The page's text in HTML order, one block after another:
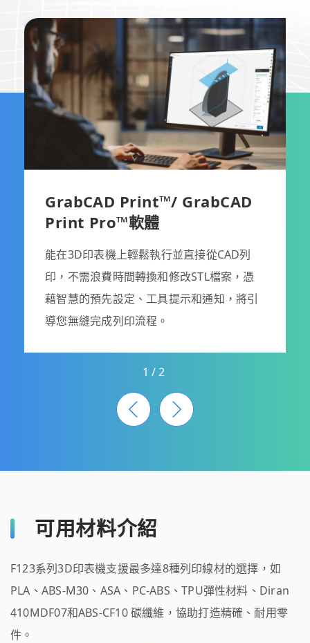
GrabCAD Print™/ GrabCAD
Print Pro™軟體
能在3D印表機上輕鬆執行並直接從CAD列
印，不需浪費時間轉換和修改STL檔案，憑
藉智慧的預先設定、工具提示和通知，將引
導您無縫完成列印流程。
1 /2
可用材料介紹
F123系列3D印表機支援最多達8種列印線材的選擇，如
PLA、ABS-M30、ASA、PC-ABS、TPU彈性材料、Diran
410MDF07和ABS-CF10 碳纖維，協助打造精確、耐用零
件。